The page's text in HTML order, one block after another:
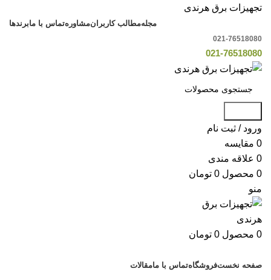
تجهیزات برق هرندی
مجلهمطالب کاربرانمشاورهتماس با مابرندها
021-76518080
021-76518080
ورود / ثبت نام
0 مقایسه
0 علاقه مندی
0 محصول 0 تومان
منو
0 محصول 0 تومان
صفحه نخستفروشگاهتماس با مامقالات